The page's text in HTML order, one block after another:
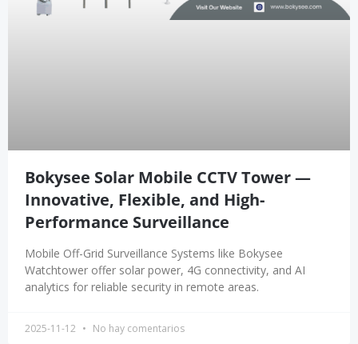
Bokysee Solar Mobile CCTV Tower —
Innovative, Flexible, and High-
Performance Surveillance
Mobile Off-Grid Surveillance Systems like Bokysee
Watchtower offer solar power, 4G connectivity, and AI
analytics for reliable security in remote areas.
2025-11-12 No hay comentarios